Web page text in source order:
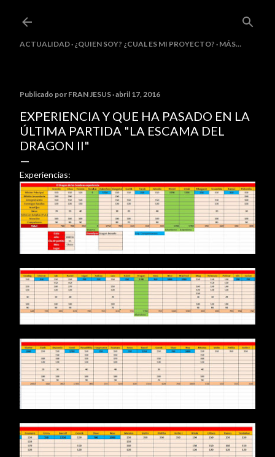
ACTUALIDAD ¿QUIEN SOY? ¿CUAL ES MI PROYECTO? MÁS…
Publicado por FRAN JESUS abril 17, 2016
EXPERIENCIA Y QUE HA PASADO EN LA
ÚLTIMA PARTIDA "LA ESCAMA DEL
DRAGON II"
Experiencias: